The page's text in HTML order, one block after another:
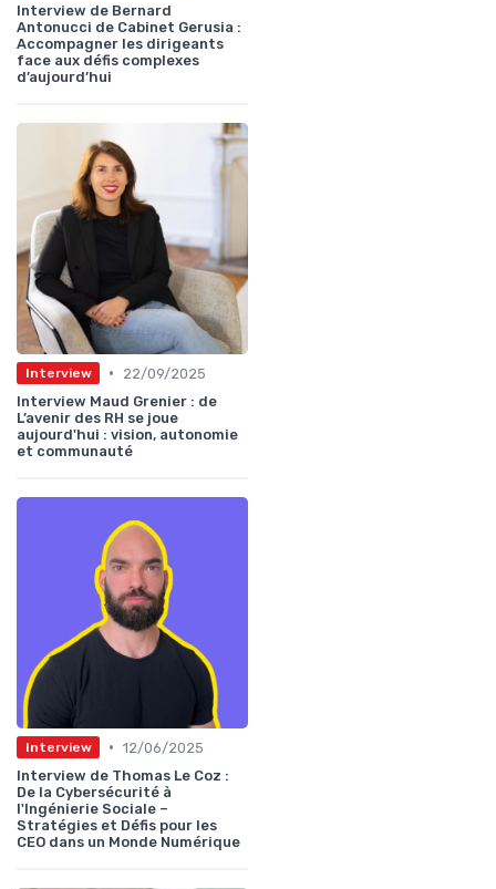
Interview de Bernard
Antonucci de Cabinet Gerusia :
Accompagner les dirigeants
face aux défis complexes
d’aujourd’hui
Interview •
22/09/2025
Interview Maud Grenier : de
L’avenir des RH se joue
aujourd'hui : vision, autonomie
et communauté
Interview • 12/06/2025
Interview de Thomas Le Coz :
De la Cybersécurité à
l'Ingénierie Sociale –
Stratégies et Défis pour les
CEO dans un Monde Numérique